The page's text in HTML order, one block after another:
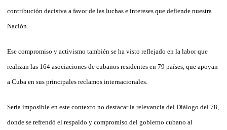
contribución decisiva a favor de las luchas e intereses que defiende nuestra
Nación.
Ese compromiso y activismo también se ha visto reflejado en la labor que
realizan las 164 asociaciones de cubanos residentes en 79 países, que apoyan
a Cuba en sus principales reclamos internacionales.
Sería imposible en este contexto no destacar la relevancia del Diálogo del 78,
donde se refrendó el respaldo y compromiso del gobierno cubano al